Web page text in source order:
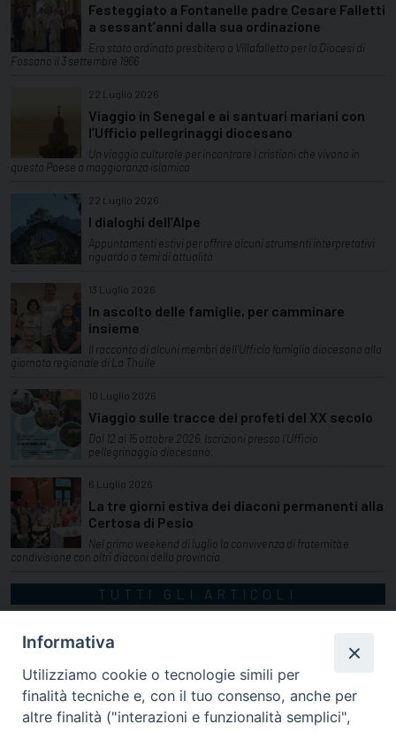
Festeggiato a Fontanelle padre Cesare Falletti
a sessant’anni dalla sua ordinazione
Era stato ordinato presbitero a Villafalletto per la Diocesi di
Fossano il 3 settembre 1966
22 Luglio 2026
Viaggio in Senegal e ai santuari mariani con
l’Ufficio pellegrinaggi diocesano
Un viaggio culturale per incontrare i cristiani che vivono in
questo Paese a maggioranza islamica
22 Luglio 2026
I dialoghi dell’Alpe
Appuntamenti estivi per offrire alcuni strumenti interpretativi
riguardo a temi di attualità
13 Luglio 2026
In ascolto delle famiglie, per camminare
insieme
Il racconto di alcuni membri dell'Ufficio famiglia diocesano alla
giornata regionale di La Thuile
10 Luglio 2026
Viaggio sulle tracce dei profeti del XX secolo
Dal 12 al 15 ottobre 2026. Iscrizioni presso l'Ufficio
pellegrinaggio diocesano.
6 Luglio 2026
La tre giorni estiva dei diaconi permanenti alla
Certosa di Pesio
Nel primo weekend di luglio la convivenza di fraternità e
condivisione con altri diaconi della provincia
TUTTI GLI ARTICOLI
Informativa
Utilizziamo cookie o tecnologie simili per
finalità tecniche e, con il tuo consenso, anche per
altre finalità ("interazioni e funzionalità semplici",